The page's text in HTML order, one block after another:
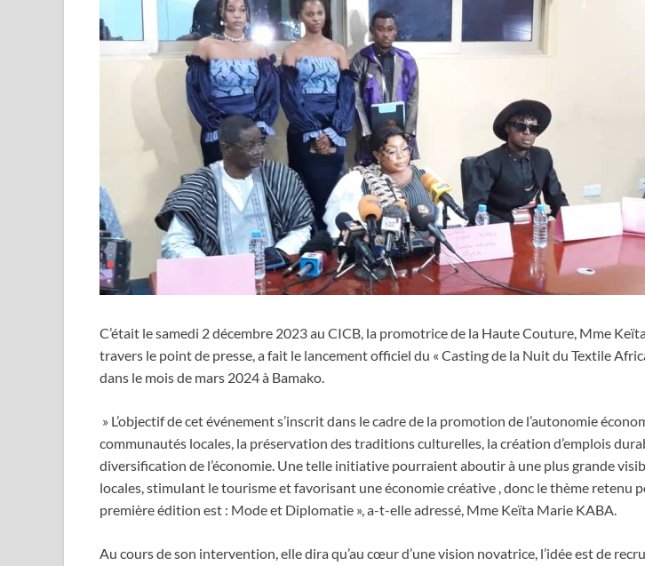
C’était le samedi 2 décembre 2023 au CICB, la promotrice de la Haute Couture, Mme
travers le point de presse, a fait le lancement officiel du « Casting de la Nuit du Textile
dans le mois de mars 2024 à Bamako.
» L’objectif de cet événement s’inscrit dans le cadre de la promotion de l’autonomie
communautés locales, la préservation des traditions culturelles, la création d’emplois
diversification de l’économie. Une telle initiative pourraient aboutir à une plus grande
locales, stimulant le tourisme et favorisant une économie créative , donc le thème retenu
première édition est : Mode et Diplomatie », a-t-elle adressé, Mme Keïta Marie KABA.
Au cours de son intervention, elle dira qu’au cœur d’une vision novatrice, l’idée est de